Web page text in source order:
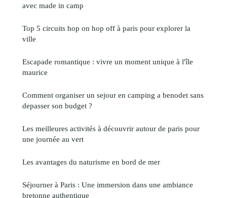
avec made in camp
Top 5 circuits hop on hop off à paris pour explorer la
ville
Escapade romantique : vivre un moment unique à l'île
maurice
Comment organiser un sejour en camping a benodet sans
depasser son budget ?
Les meilleures activités à découvrir autour de paris pour
une journée au vert
Les avantages du naturisme en bord de mer
Séjourner à Paris : Une immersion dans une ambiance
bretonne authentique